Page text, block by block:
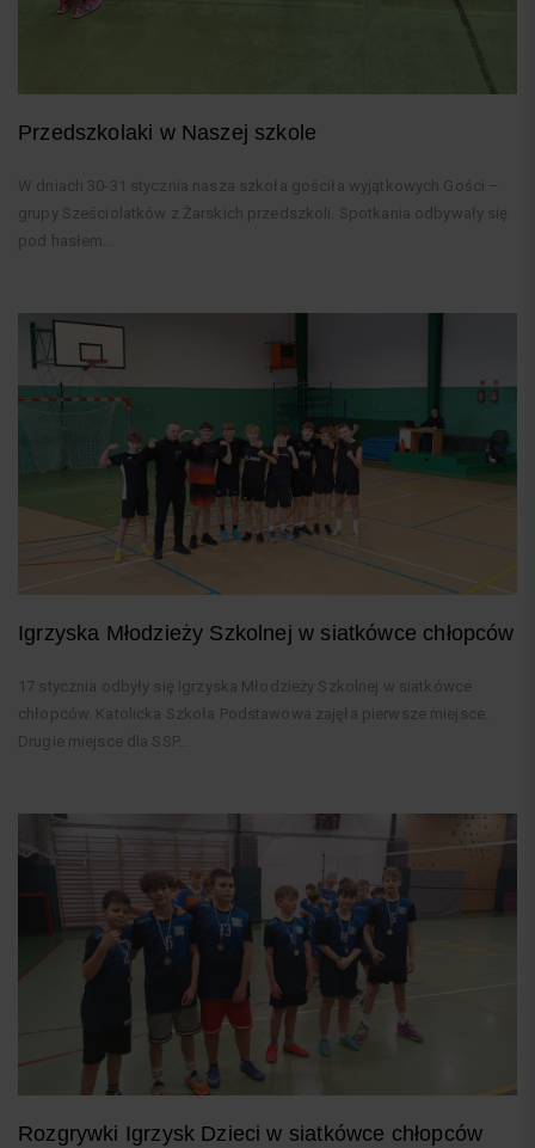
Przedszkolaki w Naszej szkole
W dniach 30-31 stycznia nasza szkoła gościła wyjątkowych Gości –
grupy Sześciolatków z Żarskich przedszkoli. Spotkania odbywały się
pod hasłem...
Igrzyska Młodzieży Szkolnej w siatkówce chłopców
17 stycznia odbyły się Igrzyska Młodzieży Szkolnej w siatkówce
chłopców. Katolicka Szkoła Podstawowa zajęła pierwsze miejsce.
Drugie miejsce dla SSP...
Rozgrywki Igrzysk Dzieci w siatkówce chłopców